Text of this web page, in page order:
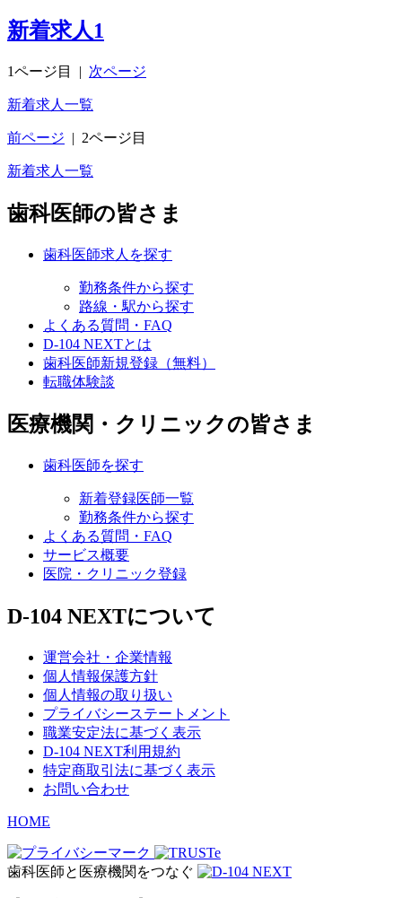
新着求人1
1ページ目 | 次ページ
新着求人一覧
前ページ | 2ページ目
新着求人一覧
歯科医師の皆さま
歯科医師求人を探す
勤務条件から探す
路線・駅から探す
よくある質問・FAQ
D-104 NEXTとは
歯科医師新規登録（無料）
転職体験談
医療機関・クリニックの皆さま
歯科医師を探す
新着登録医師一覧
勤務条件から探す
よくある質問・FAQ
サービス概要
医院・クリニック登録
D-104 NEXTについて
運営会社・企業情報
個人情報保護方針
個人情報の取り扱い
プライバシーステートメント
職業安定法に基づく表示
D-104 NEXT利用規約
特定商取引法に基づく表示
お問い合わせ
HOME
歯科医師と医療機関をつなぐ